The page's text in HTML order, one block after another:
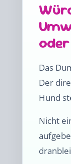
Das
Der
Hund
Nicht